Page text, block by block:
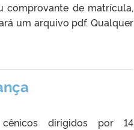
comprovante de matrícula,
um arquivo pdf. Qualquer
dirigidos por 14